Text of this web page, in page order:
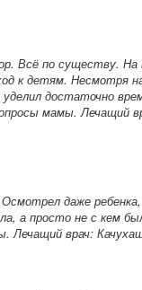
Всё по существу.
к детям. Несмотря
достаточно
мамы.Лечащий
даже
а просто не с кем
Лечащий врач: